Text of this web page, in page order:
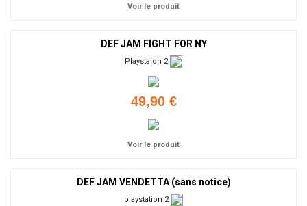
Voir le produit
DEF JAM FIGHT FOR NY
Playstaion 2
49,90 €
Voir le produit
DEF JAM VENDETTA (sans notice)
playstation 2